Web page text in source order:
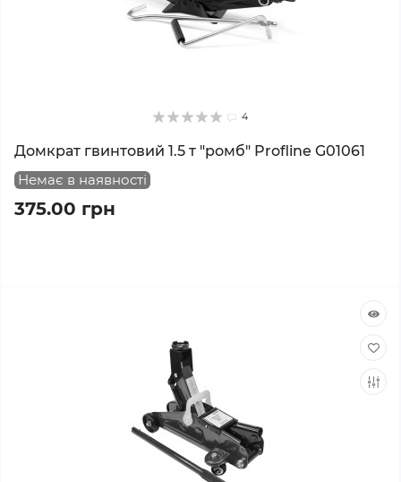
4
Домкрат гвинтовий 1.5 т "ромб" Profline G01061
Немає в наявності
375.00 грн